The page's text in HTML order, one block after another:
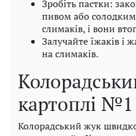
Зробіть пастки:
пивом або
слимаків, і вони
Залучайте їжаків і
на слимаків.
картоплі №1
Колорадський жук швидко